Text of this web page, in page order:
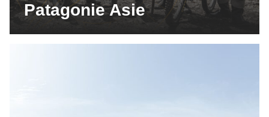
Patagonie Asie